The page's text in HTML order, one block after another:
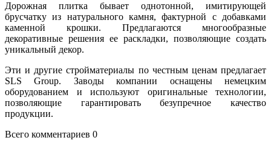
Дорожная плитка бывает однотонной, имитирующей
брусчатку из натурального камня, фактурной с добавками
каменной крошки. Предлагаются многообразные
декоративные решения ее раскладки, позволяющие создать
уникальный декор.
Эти и другие стройматериалы по честным ценам предлагает
SLS Group. Заводы компании оснащены немецким
оборудованием и используют оригинальные технологии,
позволяющие гарантировать безупречное качество
продукции.
Всего комментариев 0